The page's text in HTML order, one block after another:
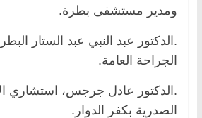
ومدير مستشفى بطرة.
.الدكتور عبد النبي عبد الستار
الجراحة العامة.
.الدكتور عادل جرجس، استشاري
الصدرية بكفر الدوار.